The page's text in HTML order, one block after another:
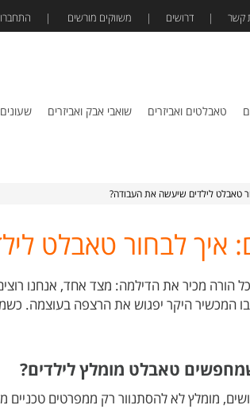
קשר דרושים משווקים מורשים
טאבלטים ואביזרים שואבי אבק ואביזרים
טאבלט לילדים שיעשה את העבודה?
איך לבחור טאבלט
הורה מכיר את הדילמה: מצד אחד, אנחנו
המכשיר היקר יפגוש את הרצפה בעוצמה.
טאבלט מומלץ לילדים?
מומלץ לא להסתנוור רק ממפרטים